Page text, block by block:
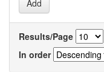
Results/Page
In order